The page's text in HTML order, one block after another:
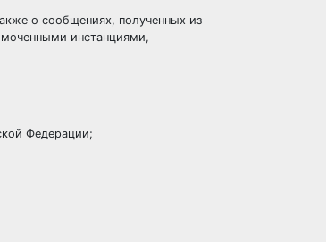
о сообщениях, полученных из
инстанциями,
Федерации;